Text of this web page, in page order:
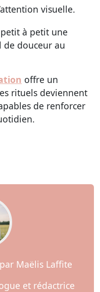
visuelle.
à petit une
de douceur au
offre un
rituels deviennent
de renforcer
Maëlis Laffite
et rédactrice